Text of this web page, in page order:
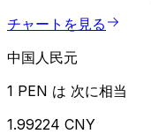
チャートを見る
中国人民元
1 PEN は 次に相当
1.99224 CNY